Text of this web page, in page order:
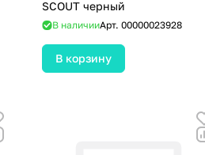
SCOUT черный
В наличииАрт. 00000023928
В корзину